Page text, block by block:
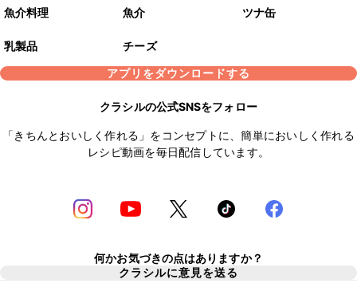
魚介料理 魚介 ツナ缶
乳製品
チーズ
アプリをダウンロードする
クラシルの公式SNSをフォロー
「きちんとおいしく作れる」をコンセプトに、簡単においしく作れる
レシピ動画を毎日配信しています。
何かお気づきの点はありますか？
クラシルに意見を送る